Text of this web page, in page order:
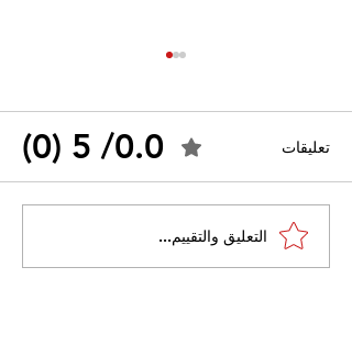
القضاء الإداري يقضي بحل
نقابة "كنابست"
تعليقات 0.0/ 5 (0)
التعليق والتقييم...